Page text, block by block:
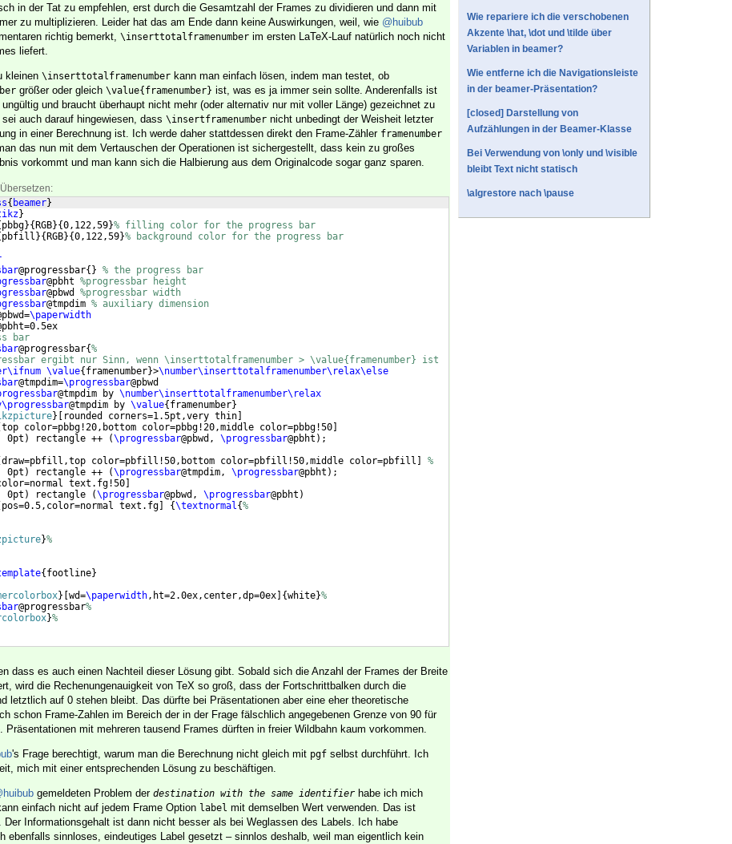
in der Tat zu empfehlen, erst durch die Gesamtzahl der Frames zu dividieren und dann mit
zu multiplizieren. Leider hat das am Ende dann keine Auswirkungen, weil, wie @huibub
richtig bemerkt, \inserttotalframenumber im ersten LaTeX-Lauf natürlich noch nicht
liefert.
kleinen \inserttotalframenumber kann man einfach lösen, indem man testet, ob
größer oder gleich \value{framenumber} ist, was es ja immer sein sollte. Anderenfalls ist
und braucht überhaupt nicht mehr (oder alternativ nur mit voller Länge) gezeichnet zu
auch darauf hingewiesen, dass \insertframenumber nicht unbedingt der Weisheit letzter
in einer Berechnung ist. Ich werde daher stattdessen direkt den Frame-Zähler framenumber
das nun mit dem Vertauschen der Operationen ist sichergestellt, dass kein zu großes
vorkommt und man kann sich die Halbierung aus dem Originalcode sogar ganz sparen.
{ beamer}
}
pbbg}{ RGB}{0,122,59}% filling color for the progress bar
pbfill }{ RGB}{0,122,59}% background color for the progress bar
@progressbar{ } % the progress bar
@pbht %progressbar height
@pbwd %progressbar width
@tmpdim % auxiliary dimension
\paperwidth
bar
@progressbar{%
ergibt nur Sinn, wenn \inserttotalframenumber > \value{framenumber} ist
\value{ framenumber}>\number\inserttotalframenumber\relax\else
@tmpdim=\progressbar@pbwd
@tmpdim by \number\inserttotalframenumber\relax
@tmpdim by \value{ framenumber}
} rounded corners=1.5pt,very thin
top color=pbbg!20,bottom color=pbbg!20,middle color=pbbg!50
0pt ) rectangle ++ (\progressbar@pbwd, \progressbar@pbht ) ;
draw=pbfill,top color=pbfill!50,bottom color=pbfill!50,middle color=pbfill
%
0pt ) rectangle ++ (\progressbar@tmpdim, \progressbar@pbht ) ;
text.fg!50
0pt ) rectangle (\progressbar@pbwd, \progressbar@pbht )
pos=0.5,color=normal text.fg {\textnormal{%
}%
{ footline}
} wd=\paperwidth,ht=2.0ex,center,dp=0ex {white}%
@progressbar%
}%
dass es auch einen Nachteil dieser Lösung gibt. Sobald sich die Anzahl der Frames der Breite
wird die Rechenungenauigkeit von TeX so groß, dass der Fortschrittbalken durch die
letztlich auf 0 stehen bleibt. Das dürfte bei Präsentationen aber eine eher theoretische
schon Frame-Zahlen im Bereich der in der Frage fälschlich angegebenen Grenze von 90 für
Präsentationen mit mehreren tausend Frames dürften in freier Wildbahn kaum vorkommen.
's Frage berechtigt, warum man die Berechnung nicht gleich mit pgf selbst durchführt. Ich
mich mit einer entsprechenden Lösung zu beschäftigen.
gemeldeten Problem der destination with the same identifier habe ich mich
einfach nicht auf jedem Frame Option label mit demselben Wert verwenden. Das ist
Informationsgehalt ist dann nicht besser als bei Weglassen des Labels. Ich habe
ebenfalls sinnloses, eindeutiges Label gesetzt – sinnlos deshalb, weil man eigentlich kein
Wie repariere ich die verschobenen
Akzente \hat, \dot und \tilde über
Variablen in beamer?
Wie entferne ich die Navigationsleiste
in der beamer-Präsentation?
[closed] Darstellung von
Aufzählungen in der Beamer-Klasse
Bei Verwendung von \only und \visible
bleibt Text nicht statisch
\algrestore nach \pause